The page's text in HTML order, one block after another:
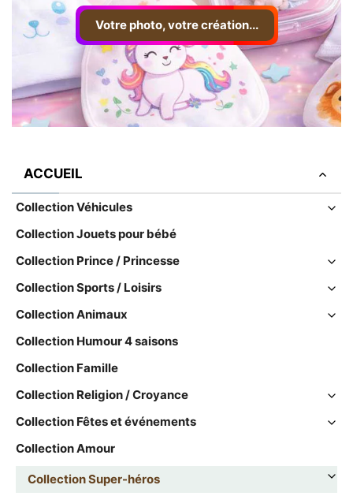
Votre photo, votre création...
ACCUEIL
Collection Véhicules
Collection Jouets pour bébé
Collection Prince / Princesse
Collection Sports / Loisirs
Collection Animaux
Collection Humour 4 saisons
Collection Famille
Collection Religion / Croyance
Collection Fêtes et événements
Collection Amour
Collection Super-héros